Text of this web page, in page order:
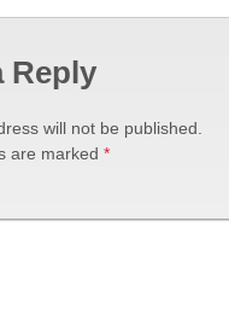
Reply
will not be published.
are marked *